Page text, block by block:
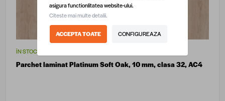
ÎN STOC
Parchet laminat Platinum Soft Oak, 10 mm, clasa 32, AC4
asigura functionlitatea website-ului.
Citeste mai multe detalii.
ACCEPTA TOATE CONFIGUREAZA